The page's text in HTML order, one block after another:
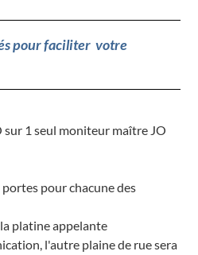
pour faciliter votre
1 seul moniteur maître JO
pour chacune des
platine appelante
l'autre plaine de rue sera